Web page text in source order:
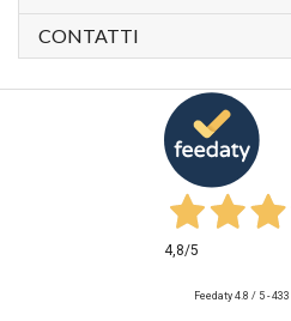
CONTATTI
4,8/5
Feedaty 4.8 / 5 -433